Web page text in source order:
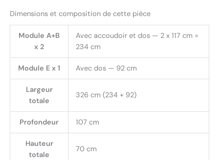
Dimensions et composition de cette pièce
Module A+B
x 2
Avec accoudoir et dos — 2 x 117 cm =
234 cm
Module E x 1 Avec dos — 92 cm
Largeur
totale
326 cm (234 + 92)
Profondeur 107 cm
Hauteur
totale
70 cm